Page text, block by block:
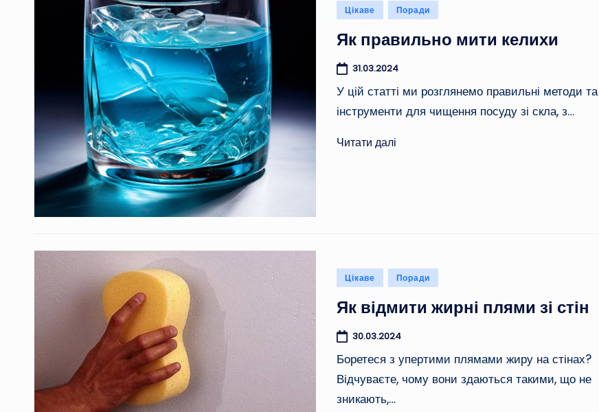
Опубліковано
Цікаве Поради
Як правильно мити келихи
31.03.2024
У цій статті ми розглянемо правильні методи та
інструменти для чищення посуду зі скла, з…
Читати далі
Опубліковано
Цікаве Поради
Як відмити жирні плями зі стін
30.03.2024
Боретеся з упертими плямами жиру на стінах?
Відчуваєте, чому вони здаються такими, що не
зникають,…